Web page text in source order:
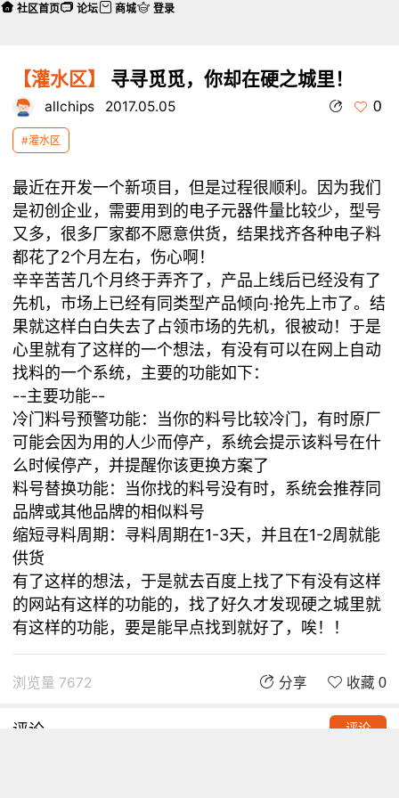
【灌水区】 寻寻觅觅，你却在硬之城里！
allchips 2017.05.05 0
#灌水区
最近在开发一个新项目，但是过程很顺利。因为我们
是初创企业，需要用到的电子元器件量比较少，型号
又多，很多厂家都不愿意供货，结果找齐各种电子料
都花了2个月左右，伤心啊！
辛辛苦苦几个月终于弄齐了，产品上线后已经没有了
先机，市场上已经有同类型产品倾向·抢先上市了。结
果就这样白白失去了占领市场的先机，很被动！于是
心里就有了这样的一个想法，有没有可以在网上自动
找料的一个系统，主要的功能如下：
--主要功能--
冷门料号预警功能：当你的料号比较冷门，有时原厂
可能会因为用的人少而停产，系统会提示该料号在什
么时候停产，并提醒你该更换方案了
料号替换功能：当你找的料号没有时，系统会推荐同
品牌或其他品牌的相似料号
缩短寻料周期：寻料周期在1-3天，并且在1-2周就能
供货
有了这样的想法，于是就去百度上找了下有没有这样
的网站有这样的功能的，找了好久才发现硬之城里就
有这样的功能，要是能早点找到就好了，唉！！
浏览量 7672 分享 收藏 0
评论 评论
社区首页 论坛 商城 登录